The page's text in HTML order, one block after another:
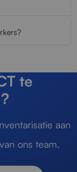
te
aan
ons team.